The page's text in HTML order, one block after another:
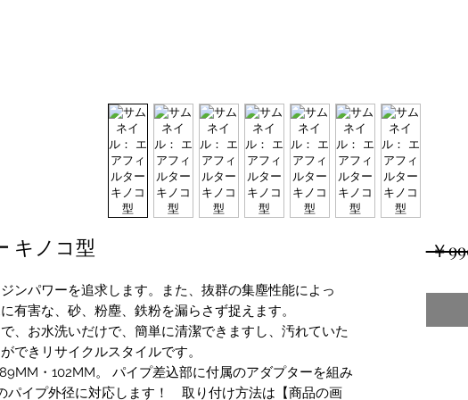
キノコ型
ンパワーを追求します。また、抜群の集塵性能によっ
有害な、砂、粉塵、鉄粉を漏らさず捉えます。
、お水洗いだけで、簡単に清潔できますし、汚れていた
できリサイクルスタイルです。
・102MM。 パイプ差込部に付属のアダプターを組み
パイプ外径に対応します！ 取り付け方法は【商品の画
￥